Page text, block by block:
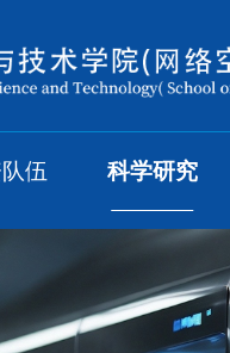
伍 科学研究